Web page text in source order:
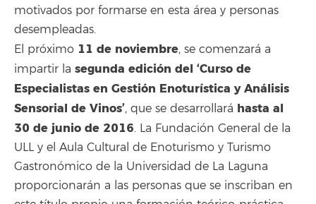
motivados por formarse en esta área y personas
desempleadas.
El próximo 11 de noviembre, se comenzará a
impartir la segunda edición del ‘Curso de
Especialistas en Gestión Enoturística y Análisis
Sensorial de Vinos’, que se desarrollará hasta al
30 de junio de 2016. La Fundación General de la
ULL y el Aula Cultural de Enoturismo y Turismo
Gastronómico de la Universidad de La Laguna
proporcionarán a las personas que se inscriban en